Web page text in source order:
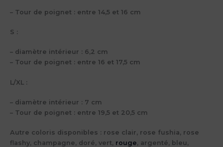
– Tour de poignet : entre 14,5 et 16 cm
S :
– diamètre intérieur : 6,2 cm
– Tour de poignet : entre 16 et 17,5 cm
L/XL :
– diamètre intérieur : 7 cm
– Tour de poignet : entre 19,5 et 20,5 cm
Autre coloris disponibles : rose clair, rose fushia, rose
flashy, champagne, doré, vert, rouge, argenté, bleu,